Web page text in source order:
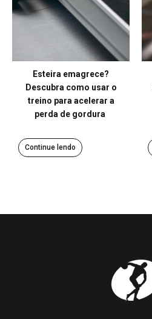
Esteira emagrece?
Descubra como usar o
treino para acelerar a
perda de gordura
Continue lendo